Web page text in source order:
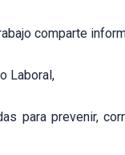
comparte
Laboral,
para prevenir,